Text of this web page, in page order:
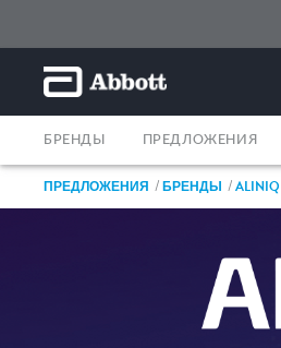
БРЕНДЫ ПРЕДЛОЖЕНИЯ
ПРЕДЛОЖЕНИЯ БРЕНДЫ ALINIQ